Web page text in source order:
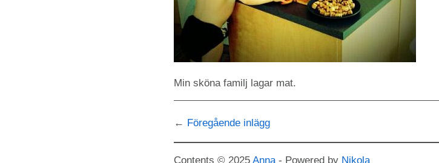
Min sköna familj lagar mat.
Föregående inlägg
Contents © 2025 Anna - Powered by Nikola